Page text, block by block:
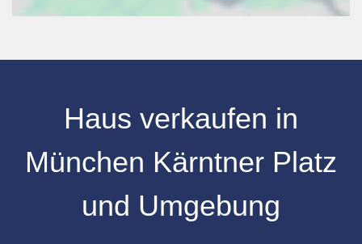
Haus verkaufen in
München Kärntner Platz
und Umgebung